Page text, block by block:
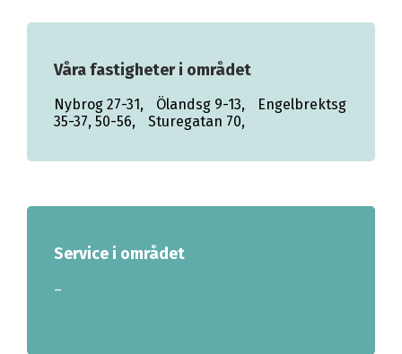
Våra fastigheter i området
Nybrog 27-31, Ölandsg 9-13,
Engelbrektsg
35-37, 50-56,
Sturegatan 70,
Service i området
–